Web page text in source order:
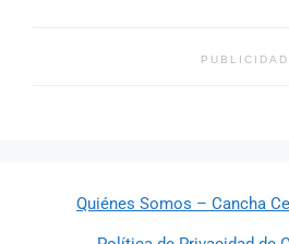
PUBLICIDAD
Quiénes Somos – Cancha